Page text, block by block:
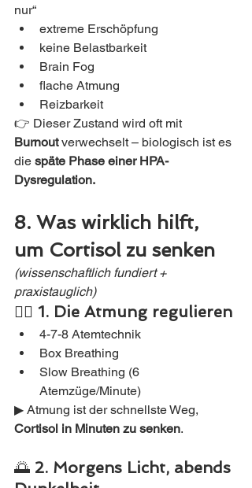
nur“
extreme Erschöpfung
keine Belastbarkeit
Brain Fog
flache Atmung
Reizbarkeit
👉 Dieser Zustand wird oft mit
Burnout verwechselt – biologisch ist es
die späte Phase einer HPA-
Dysregulation.
8. Was wirklich hilft,
um Cortisol zu senken
(wissenschaftlich fundiert +
praxistauglich)
🧘‍♂️ 1. Die Atmung regulieren
4-7-8 Atemtechnik
Box Breathing
Slow Breathing (6
Atemzüge/Minute)
▶ Atmung ist der schnellste Weg,
Cortisol in Minuten zu senken.
🌅 2. Morgens Licht, abends